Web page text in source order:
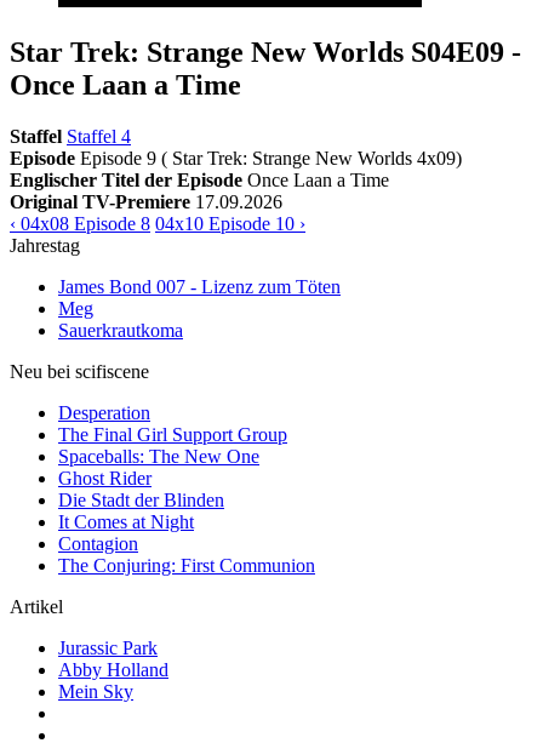
Star Trek: Strange New Worlds S04E09 -
Once Laan a Time
Staffel Staffel 4
Episode Episode 9 ( Star Trek: Strange New Worlds 4x09)
Englischer Titel der Episode Once Laan a Time
Original TV-Premiere 17.09.2026
‹ 04x08 Episode 8 04x10 Episode 10 ›
Jahrestag
James Bond 007 - Lizenz zum Töten
Meg
Sauerkrautkoma
Neu bei scifiscene
Desperation
The Final Girl Support Group
Spaceballs: The New One
Ghost Rider
Die Stadt der Blinden
It Comes at Night
Contagion
The Conjuring: First Communion
Artikel
Jurassic Park
Abby Holland
Mein Sky